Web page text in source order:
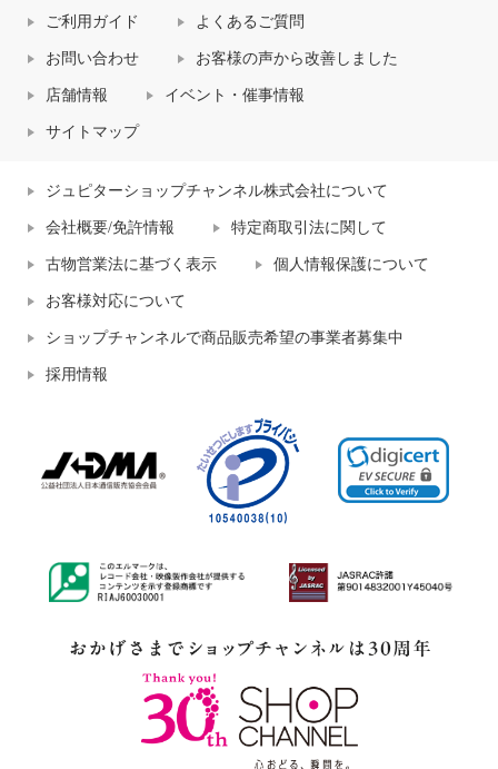
ご利用ガイド よくあるご質問
お問い合わせ お客様の声から改善しました
店舗情報 イベント・催事情報
サイトマップ
ジュピターショップチャンネル株式会社について
会社概要/免許情報 特定商取引法に関して
古物営業法に基づく表示 個人情報保護について
お客様対応について
ショップチャンネルで商品販売希望の事業者募集中
採用情報